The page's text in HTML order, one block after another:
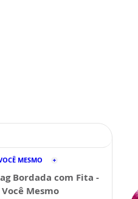
MESMO
Bordada com Fita -
Você Mesmo